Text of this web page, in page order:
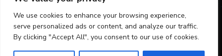
We use cookies to enhance your browsing experience,
serve personalized ads or content, and analyze our traffic.
By clicking "Accept All", you consent to our use of cookies.